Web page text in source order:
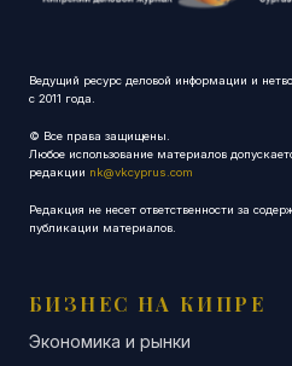
Ведущий ресурс деловой информации и
с 2011 года.
© Все права защищены.
Любое использование материалов
редакции nk@vkcyprus.com
Редакция не несет ответственности за
публикации материалов.
БИЗНЕС НА КИПРЕ
Экономика и рынки